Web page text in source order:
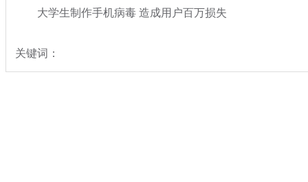
大学生制作手机病毒 造成用户百万损失
关键词：